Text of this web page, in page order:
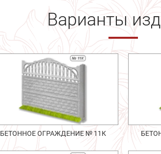
Варианты
БЕТОННОЕ ОГРАЖДЕНИЕ № 11К